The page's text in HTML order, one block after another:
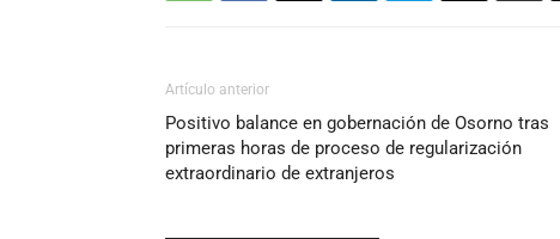
Artículo anterior
Positivo balance en gobernación de Osorno tras
primeras horas de proceso de regularización
extraordinario de extranjeros